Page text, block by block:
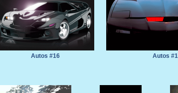
Autos #16 Autos #1